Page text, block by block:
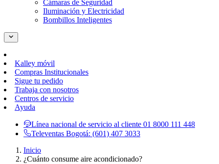
Cámaras de Seguridad
Iluminación y Electricidad
Bombillos Inteligentes
Kalley móvil
Compras Institucionales
Sigue tu pedido
Trabaja con nosotros
Centros de servicio
Ayuda
Línea nacional de servicio al cliente 01 8000 111 448
Televentas Bogotá: (601) 407 3033
Inicio
¿Cuánto consume aire acondicionado?